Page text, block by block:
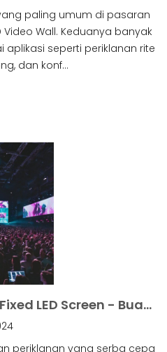
paling umum di pasaran
Video Wall. Keduanya banyak
seperti periklanan rite
dan konf...
Rental LED Screen Vs Fixed LED Screen - Buatlah Pilihan Yang Tepat.
periklanan yang serba cepa